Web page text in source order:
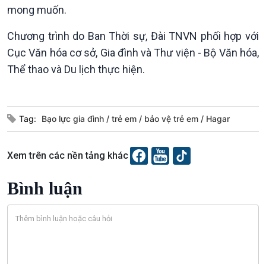
mong muốn.
Chương trình do Ban Thời sự, Đài TNVN phối hợp với
Cục Văn hóa cơ sở, Gia đình và Thư viện - Bộ Văn hóa,
Thể thao và Du lịch thực hiện.
Tag: Bạo lực gia đình trẻ em bảo vệ trẻ em Hagar
Xem trên các nền tảng khác
Bình luận